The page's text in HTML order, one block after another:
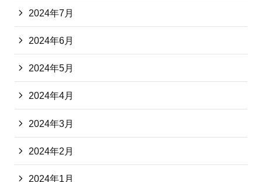
2024年7月
2024年6月
2024年5月
2024年4月
2024年3月
2024年2月
2024年1月